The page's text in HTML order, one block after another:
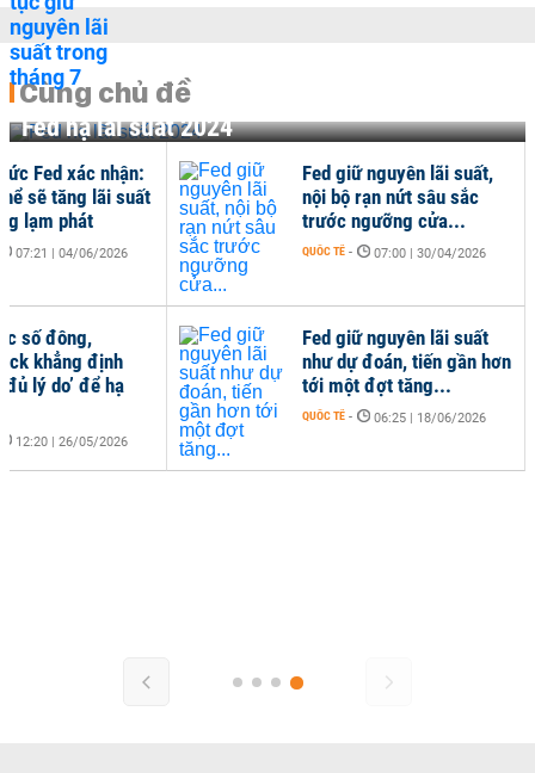
Cùng chủ đề
Fed hạ lãi suất 2024
Fed giữ nguyên lãi suất
như dự đoán, tiến gần hơn
tới một đợt tăng...
QUỐC TẾ - 06:25 | 18/06/2026
Fed xác nhận:
sẽ tăng lãi suất
lạm phát
07:21 | 04/06/2026
số đông,
khẳng định
đủ lý do’ để hạ
12:20 | 26/05/2026
Fed giữ nguyên lãi suất,
nội bộ rạn nứt sâu sắc
trước ngưỡng cửa...
QUỐC TẾ - 07:00 | 30/04/2026